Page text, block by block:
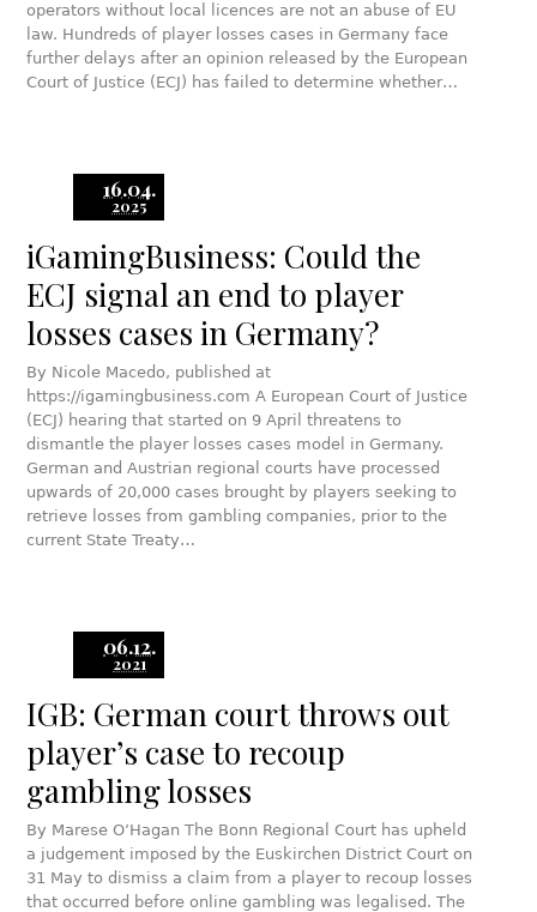
operators without local licences are not an abuse of EU
law. Hundreds of player losses cases in Germany face
further delays after an opinion released by the European
Court of Justice (ECJ) has failed to determine whether…
16.04.
2025
iGamingBusiness: Could the
ECJ signal an end to player
losses cases in Germany?
By Nicole Macedo, published at
https://igamingbusiness.com A European Court of Justice
(ECJ) hearing that started on 9 April threatens to
dismantle the player losses cases model in Germany.
German and Austrian regional courts have processed
upwards of 20,000 cases brought by players seeking to
retrieve losses from gambling companies, prior to the
current State Treaty…
06.12.
2021
IGB: German court throws out
player’s case to recoup
gambling losses
By Marese O’Hagan The Bonn Regional Court has upheld
a judgement imposed by the Euskirchen District Court on
31 May to dismiss a claim from a player to recoup losses
that occurred before online gambling was legalised. The